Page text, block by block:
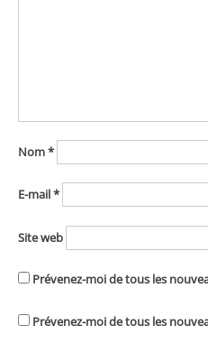
Nom*
E-mail*
Site web
Prévenez-moi de tous les
Prévenez-moi de tous les